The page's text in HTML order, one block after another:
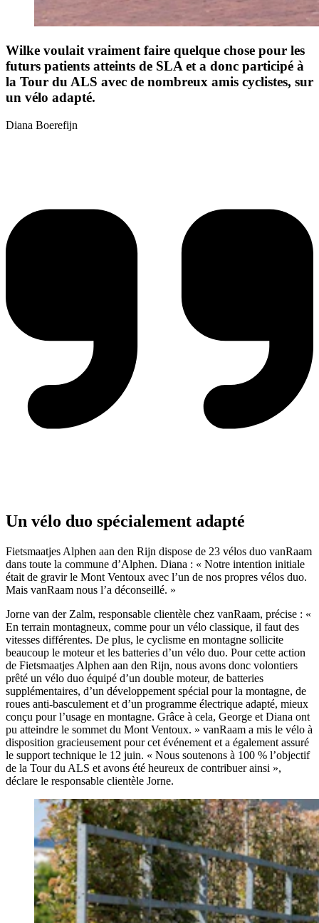
Wilke voulait vraiment faire quelque chose pour les
futurs patients atteints de SLA et a donc participé à
la Tour du ALS avec de nombreux amis cyclistes, sur
un vélo adapté.
Diana Boerefijn
Un vélo duo spécialement adapté
Fietsmaatjes Alphen aan den Rijn dispose de 23 vélos duo vanRaam
dans toute la commune d’Alphen. Diana : « Notre intention initiale
était de gravir le Mont Ventoux avec l’un de nos propres vélos duo.
Mais vanRaam nous l’a déconseillé. »
Jorne van der Zalm, responsable clientèle chez vanRaam, précise : «
En terrain montagneux, comme pour un vélo classique, il faut des
vitesses différentes. De plus, le cyclisme en montagne sollicite
beaucoup le moteur et les batteries d’un vélo duo. Pour cette action
de Fietsmaatjes Alphen aan den Rijn, nous avons donc volontiers
prêté un vélo duo équipé d’un double moteur, de batteries
supplémentaires, d’un développement spécial pour la montagne, de
roues anti-basculement et d’un programme électrique adapté, mieux
conçu pour l’usage en montagne. Grâce à cela, George et Diana ont
pu atteindre le sommet du Mont Ventoux. » vanRaam a mis le vélo à
disposition gracieusement pour cet événement et a également assuré
le support technique le 12 juin. « Nous soutenons à 100 % l’objectif
de la Tour du ALS et avons été heureux de contribuer ainsi »,
déclare le responsable clientèle Jorne.